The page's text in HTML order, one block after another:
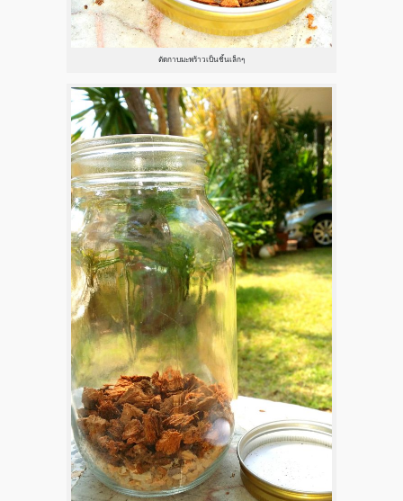
ตัดกาบมะพร้าวเป็นชิ้นเล็กๆ